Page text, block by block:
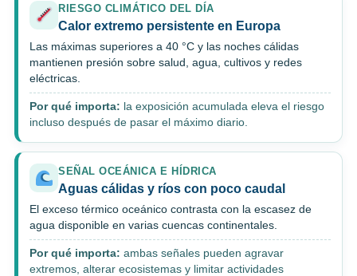
RIESGO CLIMÁTICO DEL DÍA
Calor extremo persistente en Europa
Las máximas superiores a 40 °C y las noches cálidas
mantienen presión sobre salud, agua, cultivos y redes
eléctricas.
Por qué importa: la exposición acumulada eleva el riesgo
incluso después de pasar el máximo diario.
SEÑAL OCEÁNICA E HÍDRICA
Aguas cálidas y ríos con poco caudal
El exceso térmico oceánico contrasta con la escasez de
agua disponible en varias cuencas continentales.
Por qué importa: ambas señales pueden agravar
extremos, alterar ecosistemas y limitar actividades